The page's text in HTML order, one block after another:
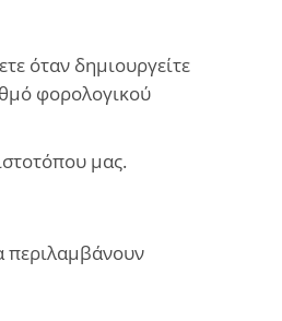
όταν δημιουργείτε
φορολογικού
μας.
περιλαμβάνουν